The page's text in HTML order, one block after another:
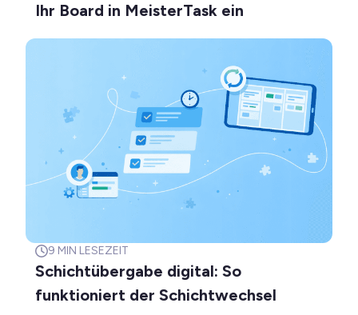
Ihr Board in MeisterTask ein
9 MIN LESEZEIT
Schichtübergabe digital: So
funktioniert der Schichtwechsel